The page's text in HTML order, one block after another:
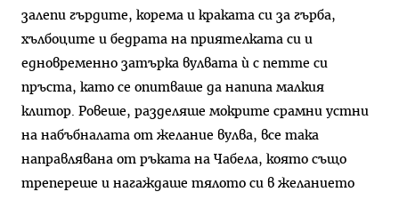
залепи гърдите, корема и краката си за гърба,
хълбоците и бедрата на приятелката си и
едновременно затърка вулвата ѝ с петте си
пръста, като се опитваше да напипа малкия
клитор. Ровеше, разделяше мокрите срамни устни
на набъбналата от желание вулва, все така
направлявана от ръката на Чабела, която също
трепереше и нагаждаше тялото си в желанието